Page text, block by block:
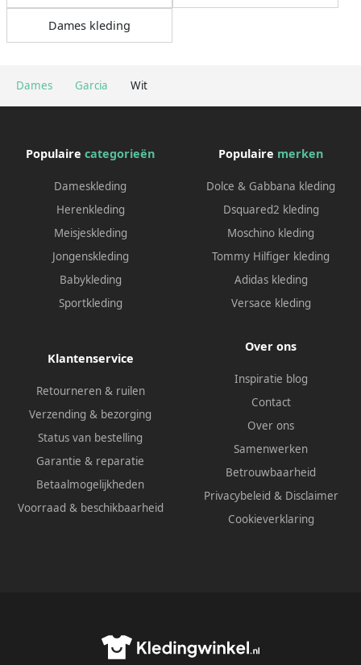
Dames Garcia Wit
Dames kleding
Populaire categorieën
Dameskleding
Herenkleding
Meisjeskleding
Jongenskleding
Babykleding
Sportkleding
Populaire merken
Dolce & Gabbana kleding
Dsquared2 kleding
Moschino kleding
Tommy Hilfiger kleding
Adidas kleding
Versace kleding
Klantenservice
Retourneren & ruilen
Verzending & bezorging
Status van bestelling
Garantie & reparatie
Betaalmogelijkheden
Voorraad & beschikbaarheid
Over ons
Inspiratie blog
Contact
Over ons
Samenwerken
Betrouwbaarheid
Privacybeleid & Disclaimer
Cookieverklaring